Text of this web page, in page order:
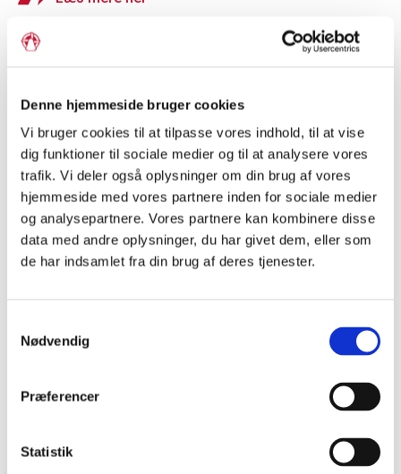
Denne hjemmeside bruger cookies
Vi bruger cookies til at tilpasse vores indhold, til at vise
dig funktioner til sociale medier og til at analysere vores
trafik. Vi deler også oplysninger om din brug af vores
hjemmeside med vores partnere inden for sociale medier
og analysepartnere. Vores partnere kan kombinere disse
data med andre oplysninger, du har givet dem, eller som
de har indsamlet fra din brug af deres tjenester.
Nødvendig
Præferencer
Statistik
ambassadørkorps
dialog om, hvad det vil sige at tilhøre et mindretal. Du kan
Læs mere her